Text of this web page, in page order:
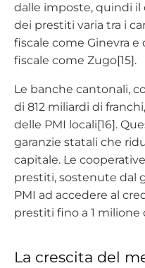
dalle imposte, quindi
dei prestiti varia tra i
fiscale come Ginevra e
fiscale come Zugo[15].
Le banche cantonali,
di 812 miliardi di
delle PMI locali[16].
garanzie statali che
capitale. Le
prestiti, sostenute dal
PMI ad accedere al
prestiti fino a 1 milione
La crescita del